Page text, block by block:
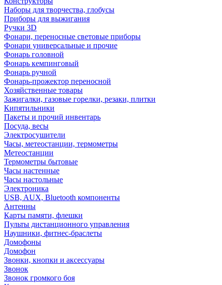
Наборы для творчества, глобусы
Приборы для выжигания
Ручки 3D
Фонари, переносные световые приборы
Фонари универсальные и прочие
Фонарь головной
Фонарь кемпинговый
Фонарь ручной
Фонарь-прожектор переносной
Хозяйственные товары
Зажигалки, газовые горелки, резаки, плитки
Кипятильники
Пакеты и прочий инвентарь
Посуда, весы
Электросушители
Часы, метеостанции, термометры
Метеостанции
Термометры бытовые
Часы настенные
Часы настольные
Электроника
USB, AUX, Bluetooth компоненты
Антенны
Карты памяти, флешки
Пульты дистанционного управления
Наушники, фитнес-браслеты
Домофоны
Домофон
Звонки, кнопки и аксессуары
Звонок
Звонок громкого боя